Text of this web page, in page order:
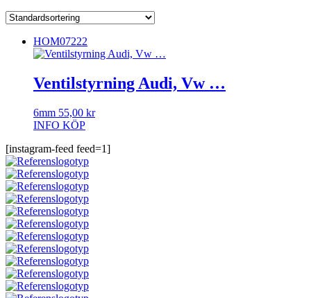
HOM07222
Ventilstyrning Audi, Vw …
6mm 55,00 kr
INFO KÖP
[instagram-feed feed=1]